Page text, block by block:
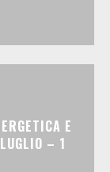
E
– 1